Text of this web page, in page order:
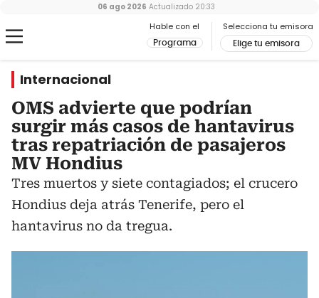
Hable con el
Programa
Selecciona tu emisora
Elige tu emisora
06 ago 2026 Actualizado 20:33
Internacional
OMS advierte que podrían
surgir más casos de hantavirus
tras repatriación de pasajeros
MV Hondius
Tres muertos y siete contagiados; el crucero
Hondius deja atrás Tenerife, pero el
hantavirus no da tregua.